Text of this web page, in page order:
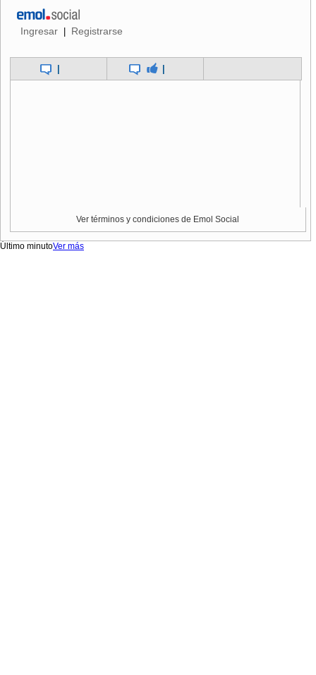
Ingresar | Registrarse
| |
Ver términos y condiciones de Emol Social
Último minutoVer más